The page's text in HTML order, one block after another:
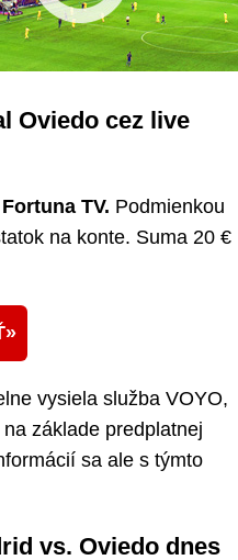
Oviedo cez live
TV. Podmienkou
na konte. Suma 20 €
vysiela služba VOYO,
základe predplatnej
sa ale s týmto
vs. Oviedo dnes